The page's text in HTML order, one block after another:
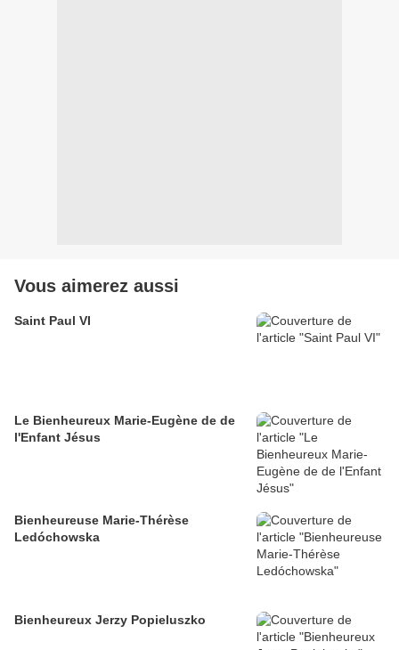
Vous aimerez aussi
Saint Paul VI
Le Bienheureux Marie-Eugène de de
l'Enfant Jésus
Bienheureuse Marie-Thérèse
Ledóchowska
Bienheureux Jerzy Popieluszko